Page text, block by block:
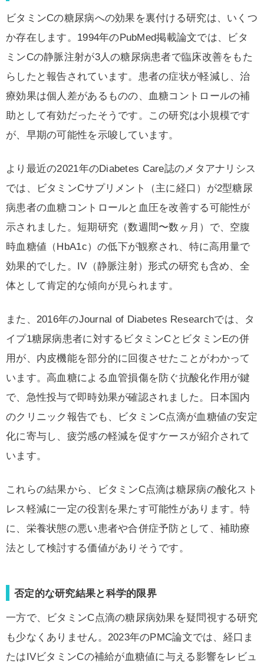
ビタミンCの糖尿病への効果を裏付ける研究は、いくつ
か存在します。1994年のPubMed掲載論文では、ビタ
ミンCの静脈注射が3人の糖尿病患者で臨床改善をもた
らしたと報告されています。患者の症状が軽減し、治
療効果は個人差があるものの、血糖コントロールの補
助として有効だったそうです。この研究は小規模です
が、早期の可能性を示唆しています。
より最近の2021年のDiabetes Care誌のメタアナリシス
では、ビタミンCサプリメント（主に経口）が2型糖尿
病患者の血糖コントロールと血圧を改善する可能性が
示されました。短期研究（数週間〜数ヶ月）で、空腹
時血糖値（HbA1c）の低下が観察され、特に高用量で
効果的でした。IV（静脈注射）形式の研究も含め、全
体として肯定的な傾向が見られます。
また、2016年のJournal of Diabetes Researchでは、タ
イプ1糖尿病患者に対するビタミンCとビタミンEの併
用が、内皮機能を部分的に回復させたことがわかって
います。高血糖による血管損傷を防ぐ抗酸化作用が鍵
で、急性投与で即時効果が確認されました。日本国内
のクリニック報告でも、ビタミンC点滴が血糖値の安定
化に寄与し、疲労感の軽減を促すケースが紹介されて
います。
これらの結果から、ビタミンC点滴は糖尿病の酸化スト
レス軽減に一定の役割を果たす可能性があります。特
に、栄養状態の悪い患者や合併症予防として、補助療
法として検討する価値がありそうです。
否定的な研究結果と科学的限界
一方で、ビタミンC点滴の糖尿病効果を疑問視する研究
も少なくありません。2023年のPMC論文では、経口ま
たはIVビタミンCの補給が血糖値に与える影響をレビュ